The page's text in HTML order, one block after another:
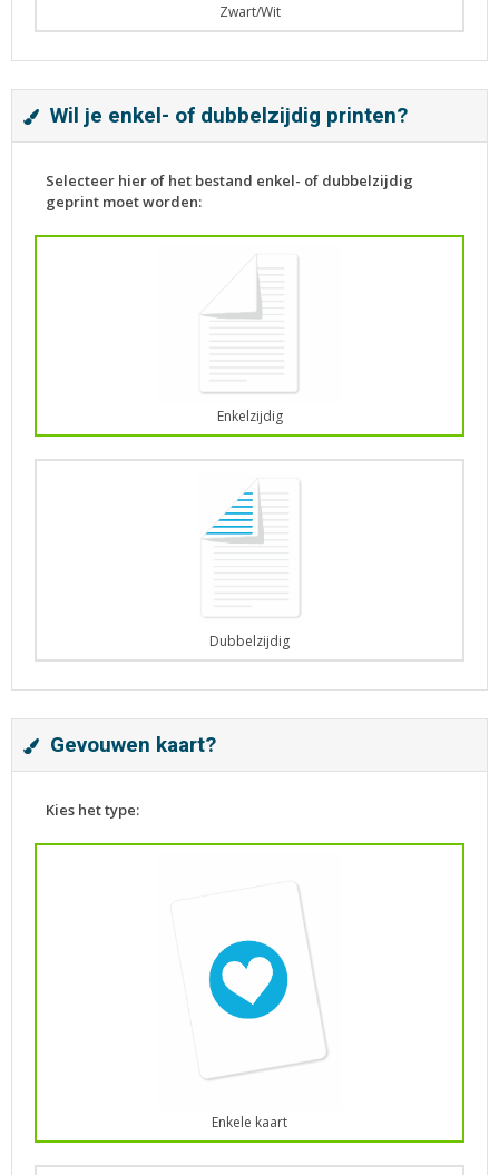
Zwart/Wit
Wil je enkel- of dubbelzijdig printen?
Selecteer hier of het bestand enkel- of dubbelzijdig
geprint moet worden:
Enkelzijdig
Dubbelzijdig
Gevouwen kaart?
Kies het type:
Enkele kaart